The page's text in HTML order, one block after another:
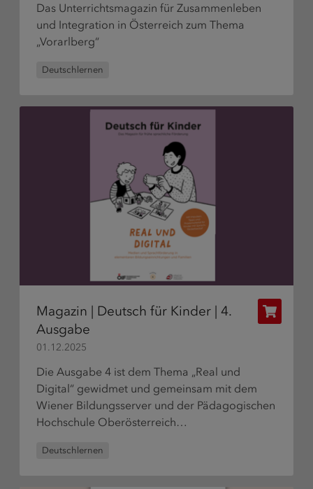
Das Unterrichtsmagazin für Zusammenleben
und Integration in Österreich zum Thema
„Vorarlberg“
Deutschlernen
Magazin | Deutsch für Kinder | 4.
Ausgabe
01.12.2025
Die Ausgabe 4 ist dem Thema „Real und
Digital“ gewidmet und gemeinsam mit dem
Wiener Bildungsserver und der Pädagogischen
Hochschule Oberösterreich…
Deutschlernen